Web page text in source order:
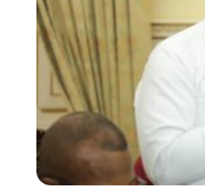
POD
Repositorio